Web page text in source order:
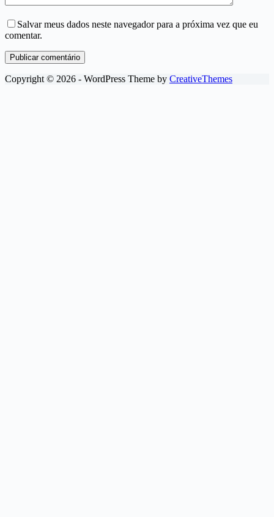
Salvar meus dados neste navegador para a próxima vez que eu
comentar.
Publicar comentário
Copyright © 2026 - WordPress Theme by CreativeThemes